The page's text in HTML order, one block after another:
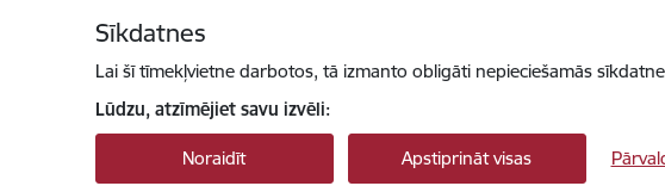
Sīkdatnes
Lai šī tīmekļvietne darbotos, tā izmanto obligāti nepieciešamās
Lūdzu, atzīmējiet savu izvēli:
Noraidīt Apstiprināt visas